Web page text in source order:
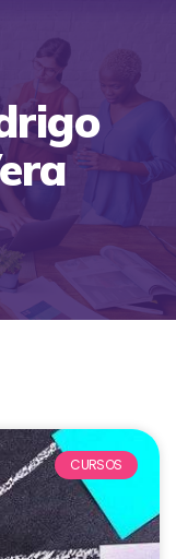
CURSOS